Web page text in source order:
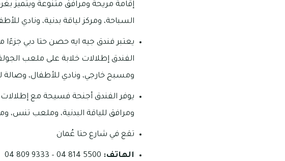
إقامة مريحة ومرافق متنوعة ويتميز
السباحة، ومركز لياقة بدنية، ونادي
يعتبر فندق جيه ايه حصن حتا دبي
الفندق إطلالات خلابة على ملعب
ومسبح خارجي، ونادي للأطفال، وصالة
يوفر الفندق أجنحة فسيحة مع إطلالات
ومرافق للياقة البدنية، وملعب تنس،
تقع في شارع حتا عُمان
الهاتف: 5500 814 04 – 9333 809 04